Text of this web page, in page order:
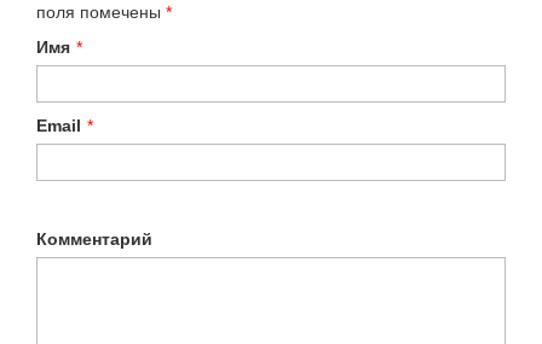
поля помечены *
Имя *
Email *
Комментарий